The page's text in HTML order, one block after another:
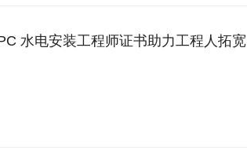
水电安装工程师证书助力工程人拓宽